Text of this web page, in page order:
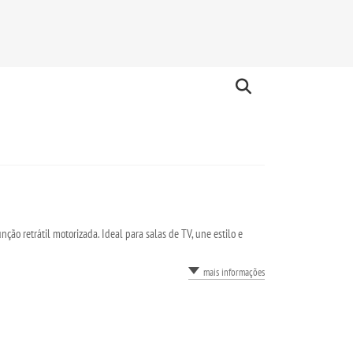
retrátil motorizada. Ideal para salas de TV, une estilo e
mais informações